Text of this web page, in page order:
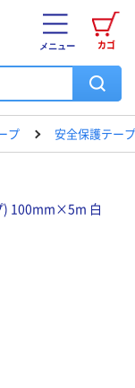
カゴ
メニュー
プ 安全保護テープ
) 100mm×5m 白